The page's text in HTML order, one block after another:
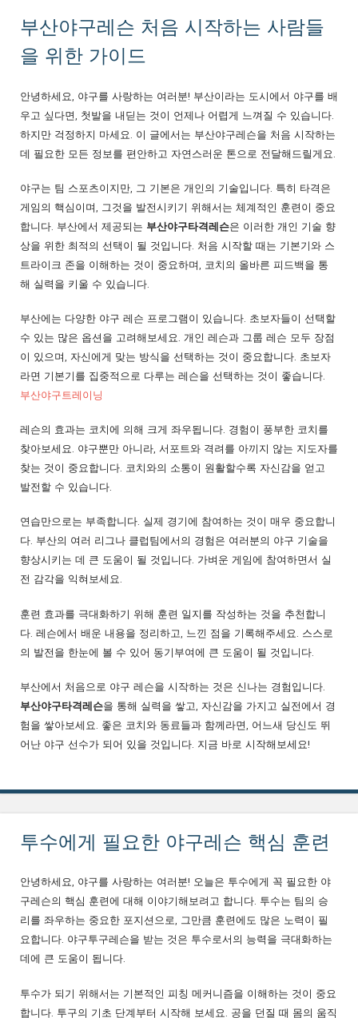
부산야구레슨 처음 시작하는 사람들
을 위한 가이드
안녕하세요, 야구를 사랑하는 여러분! 부산이라는 도시에서 야구를 배
우고 싶다면, 첫발을 내딛는 것이 언제나 어렵게 느껴질 수 있습니다.
하지만 걱정하지 마세요. 이 글에서는 부산야구레슨을 처음 시작하는
데 필요한 모든 정보를 편안하고 자연스러운 톤으로 전달해드릴게요.
야구는 팀 스포츠이지만, 그 기본은 개인의 기술입니다. 특히 타격은
게임의 핵심이며, 그것을 발전시키기 위해서는 체계적인 훈련이 중요
합니다. 부산에서 제공되는 부산야구타격레슨은 이러한 개인 기술 향
상을 위한 최적의 선택이 될 것입니다. 처음 시작할 때는 기본기와 스
트라이크 존을 이해하는 것이 중요하며, 코치의 올바른 피드백을 통
해 실력을 키울 수 있습니다.
부산에는 다양한 야구 레슨 프로그램이 있습니다. 초보자들이 선택할
수 있는 많은 옵션을 고려해보세요. 개인 레슨과 그룹 레슨 모두 장점
이 있으며, 자신에게 맞는 방식을 선택하는 것이 중요합니다. 초보자
라면 기본기를 집중적으로 다루는 레슨을 선택하는 것이 좋습니다.
부산야구트레이닝
레슨의 효과는 코치에 의해 크게 좌우됩니다. 경험이 풍부한 코치를
찾아보세요. 야구뿐만 아니라, 서포트와 격려를 아끼지 않는 지도자를
찾는 것이 중요합니다. 코치와의 소통이 원활할수록 자신감을 얻고
발전할 수 있습니다.
연습만으로는 부족합니다. 실제 경기에 참여하는 것이 매우 중요합니
다. 부산의 여러 리그나 클럽팀에서의 경험은 여러분의 야구 기술을
향상시키는 데 큰 도움이 될 것입니다. 가벼운 게임에 참여하면서 실
전 감각을 익혀보세요.
훈련 효과를 극대화하기 위해 훈련 일지를 작성하는 것을 추천합니
다. 레슨에서 배운 내용을 정리하고, 느낀 점을 기록해주세요. 스스로
의 발전을 한눈에 볼 수 있어 동기부여에 큰 도움이 될 것입니다.
부산에서 처음으로 야구 레슨을 시작하는 것은 신나는 경험입니다.
부산야구타격레슨을 통해 실력을 쌓고, 자신감을 가지고 실전에서 경
험을 쌓아보세요. 좋은 코치와 동료들과 함께라면, 어느새 당신도 뛰
어난 야구 선수가 되어 있을 것입니다. 지금 바로 시작해보세요!
투수에게 필요한 야구레슨 핵심 훈련
안녕하세요, 야구를 사랑하는 여러분! 오늘은 투수에게 꼭 필요한 야
구레슨의 핵심 훈련에 대해 이야기해보려고 합니다. 투수는 팀의 승
리를 좌우하는 중요한 포지션으로, 그만큼 훈련에도 많은 노력이 필
요합니다. 야구투구레슨을 받는 것은 투수로서의 능력을 극대화하는
데에 큰 도움이 됩니다.
투수가 되기 위해서는 기본적인 피칭 메커니즘을 이해하는 것이 중요
합니다. 투구의 기초 단계부터 시작해 보세요. 공을 던질 때 몸의 움직